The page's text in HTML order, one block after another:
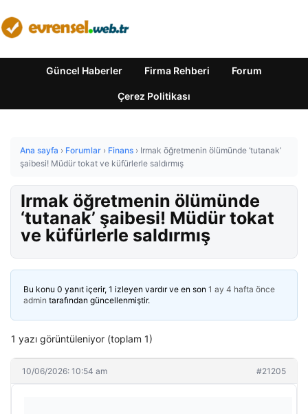
Güncel Haberler Firma Rehberi Forum
Çerez Politikası
Ana sayfa › Forumlar › Finans › Irmak öğretmenin ölümünde ‘tutanak’
şaibesi! Müdür tokat ve küfürlerle saldırmış
Irmak öğretmenin ölümünde
‘tutanak’ şaibesi! Müdür tokat
ve küfürlerle saldırmış
Bu konu 0 yanıt içerir, 1 izleyen vardır ve en son 1 ay 4 hafta önce
admin tarafından güncellenmiştir.
1 yazı görüntüleniyor (toplam 1)
10/06/2026: 10:54 am #21205